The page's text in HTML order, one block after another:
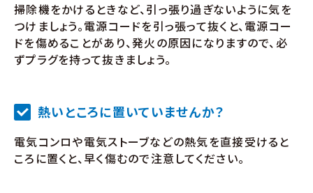
掃除機をかけるときなど、引っ張り過ぎないように気を
つけましょう。電源コードを引っ張って抜くと、電源コー
ドを傷めることがあり、発火の原因になりますので、必
ずプラグを持って抜きましょう。
熱いところに置いていませんか？
電気コンロや電気ストーブなどの熱気を直接受けると
ころに置くと、早く傷むので注意してください。